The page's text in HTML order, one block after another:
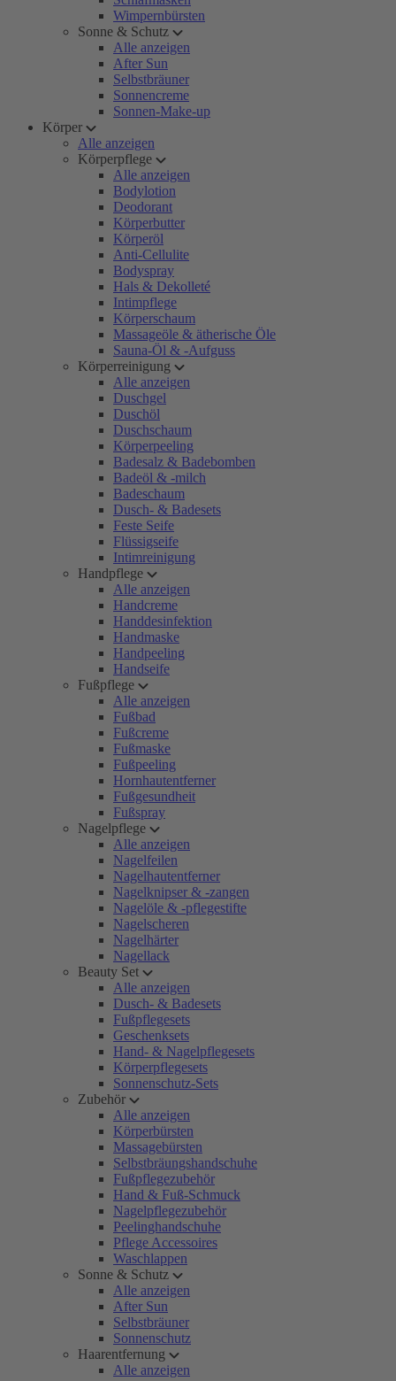
Wimpernbürsten
Sonne & Schutz
Alle anzeigen
After Sun
Selbstbräuner
Sonnencreme
Sonnen-Make-up
Körper
Alle anzeigen
Körperpflege
Alle anzeigen
Bodylotion
Deodorant
Körperbutter
Körperöl
Anti-Cellulite
Bodyspray
Hals & Dekolleté
Intimpflege
Körperschaum
Massageöle & ätherische Öle
Sauna-Öl & -Aufguss
Körperreinigung
Alle anzeigen
Duschgel
Duschöl
Duschschaum
Körperpeeling
Badesalz & Badebomben
Badeöl & -milch
Badeschaum
Dusch- & Badesets
Feste Seife
Flüssigseife
Intimreinigung
Handpflege
Alle anzeigen
Handcreme
Handdesinfektion
Handmaske
Handpeeling
Handseife
Fußpflege
Alle anzeigen
Fußbad
Fußcreme
Fußmaske
Fußpeeling
Hornhautentferner
Fußgesundheit
Fußspray
Nagelpflege
Alle anzeigen
Nagelfeilen
Nagelhautentferner
Nagelknipser & -zangen
Nagelöle & -pflegestifte
Nagelscheren
Nagelhärter
Nagellack
Beauty Set
Alle anzeigen
Dusch- & Badesets
Fußpflegesets
Geschenksets
Hand- & Nagelpflegesets
Körperpflegesets
Sonnenschutz-Sets
Zubehör
Alle anzeigen
Körperbürsten
Massagebürsten
Selbstbräungshandschuhe
Fußpflegezubehör
Hand & Fuß-Schmuck
Nagelpflegezubehör
Peelinghandschuhe
Pflege Accessoires
Waschlappen
Sonne & Schutz
Alle anzeigen
After Sun
Selbstbräuner
Sonnenschutz
Haarentfernung
Alle anzeigen